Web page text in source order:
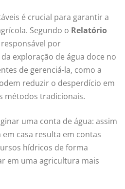
é crucial para garantir a
Segundo o Relatório
por
exploração de água doce no
de gerenciá-la, como a
reduzir o desperdício em
métodos tradicionais.
uma conta de água: assim
casa resulta em contas
hídricos de forma
em uma agricultura mais